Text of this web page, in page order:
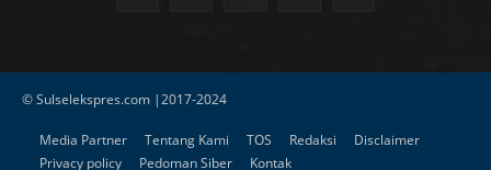
© Sulselekspres.com |2017-2024
Media Partner Tentang Kami TOS Redaksi
Disclaimer
Privacy policy
Pedoman Siber Kontak